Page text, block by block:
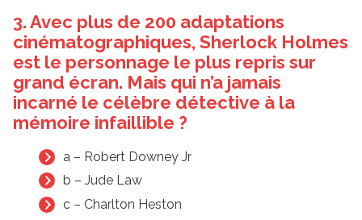
3. Avec plus de 200 adaptations
cinématographiques, Sherlock Holmes
est le personnage le plus repris sur
grand écran. Mais qui n’a jamais
incarné le célèbre détective à la
mémoire infaillible ?
a – Robert Downey Jr
b – Jude Law
c – Charlton Heston